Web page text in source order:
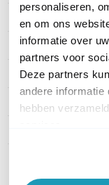
personaliseren,
en om ons
informatie over
partners voor
Deze partners
andere informatie
hebben
EAN
Kabel lengte
Type kabel